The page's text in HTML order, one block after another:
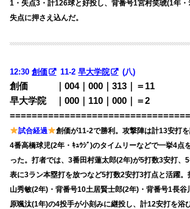
1・失点3・計126球と好投し、背番号1宮村笑琥(1年・
失点に押さえ込んだ。
12:30創価 11-2早大学院 (八)
創価 ｜004｜000｜313｜＝11
早大学院 ｜000｜110｜000｜＝2
試合経過
創価が11-2で勝利。攻撃陣は計13安打
4番高橋球児(2年・ｷｭｳｼﾞ)のタイムリーなどで一挙4点
った。打者では、3番田村蓮太郎(2年)が5打数3安打、
表に3ラン本塁打を放つなど5打数2安打3打点と活躍
山秀敏(2年)・背番号10土居賢士郎(2年)・背番号1長
原颯汰(1年)の4投手が小刻みに継投し、計12安打を浴